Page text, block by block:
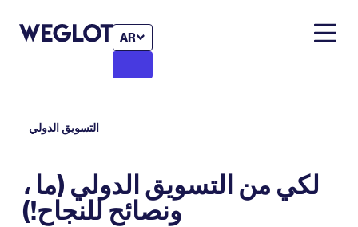
AR
التسويق الدولي
لكي من التسويق الدولي (ما ،
ونصائح للنجاح!)